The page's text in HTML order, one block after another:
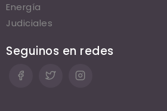
Energía
Judiciales
Seguinos en redes